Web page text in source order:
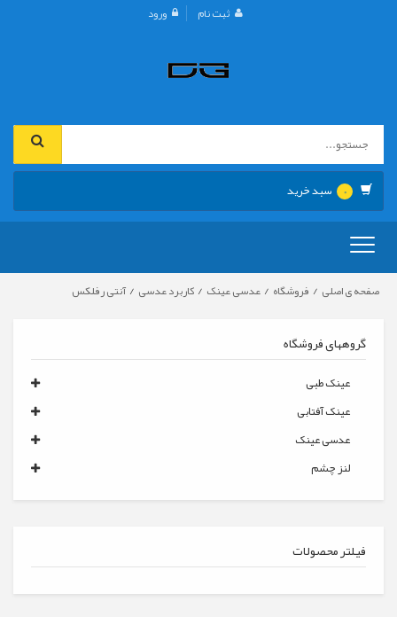
ثبت نام ورود
0 سبد خرید
تعویض
ناوبری
صفحه ی اصلی / فروشگاه / عدسی عینک / کاربرد عدسی / آنتی رفلکس
گروههای فروشگاه
عینک طبی
عینک آفتابی
عدسی عینک
لنز چشم
فیلتر محصولات